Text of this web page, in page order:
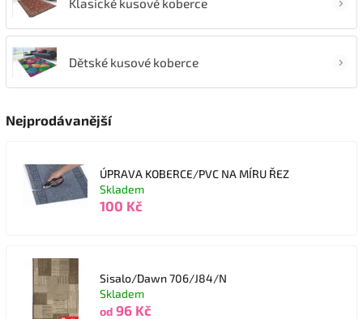
Dětské kusové koberce
Nejprodávanější
ÚPRAVA KOBERCE/PVC NA MÍRU ŘEZ
Skladem
100 Kč
Sisalo/Dawn 706/J84/N
Skladem
od 96 Kč